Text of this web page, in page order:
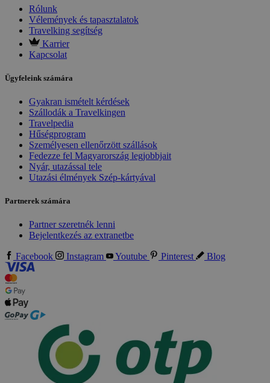
Rólunk
Vélemények és tapasztalatok
Travelking segítség
Karrier
Kapcsolat
Ügyfeleink számára
Gyakran ismételt kérdések
Szállodák a Travelkingen
Travelpedia
Hűségprogram
Személyesen ellenőrzött szállások
Fedezze fel Magyarország legjobbjait
Nyár, utazással tele
Utazási élmények Szép-kártyával
Partnerek számára
Partner szeretnék lenni
Bejelentkezés az extranetbe
Facebook Instagram Youtube Pinterest Blog